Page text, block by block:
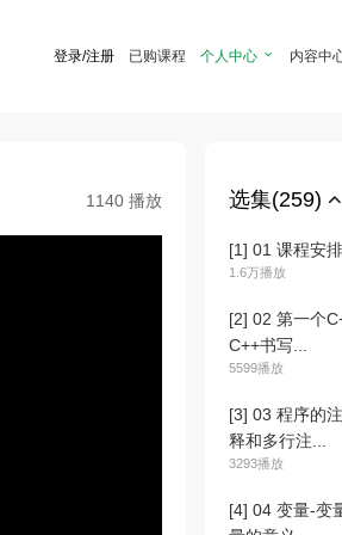
登录/注册 已购课程 个人中心  内容中
1140 播放 选集(259)
[1] 01 课程安排
1.6万播放
[2] 02 第一个
C++书写...
5599播放
[3] 03 程序的
释和多行注...
3293播放
[4] 04 变量-变